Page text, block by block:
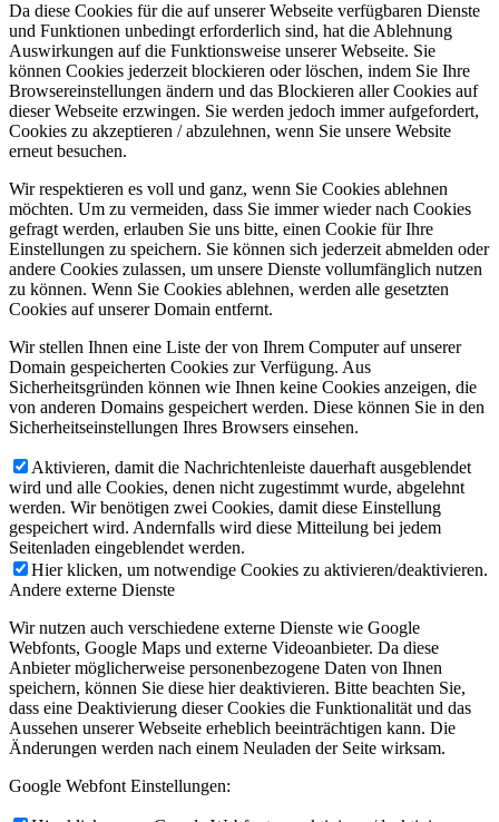
Da diese Cookies für die auf unserer Webseite verfügbaren Dienste
und Funktionen unbedingt erforderlich sind, hat die Ablehnung
Auswirkungen auf die Funktionsweise unserer Webseite. Sie
können Cookies jederzeit blockieren oder löschen, indem Sie Ihre
Browsereinstellungen ändern und das Blockieren aller Cookies auf
dieser Webseite erzwingen. Sie werden jedoch immer aufgefordert,
Cookies zu akzeptieren / abzulehnen, wenn Sie unsere Website
erneut besuchen.
Wir respektieren es voll und ganz, wenn Sie Cookies ablehnen
möchten. Um zu vermeiden, dass Sie immer wieder nach Cookies
gefragt werden, erlauben Sie uns bitte, einen Cookie für Ihre
Einstellungen zu speichern. Sie können sich jederzeit abmelden oder
andere Cookies zulassen, um unsere Dienste vollumfänglich nutzen
zu können. Wenn Sie Cookies ablehnen, werden alle gesetzten
Cookies auf unserer Domain entfernt.
Wir stellen Ihnen eine Liste der von Ihrem Computer auf unserer
Domain gespeicherten Cookies zur Verfügung. Aus
Sicherheitsgründen können wie Ihnen keine Cookies anzeigen, die
von anderen Domains gespeichert werden. Diese können Sie in den
Sicherheitseinstellungen Ihres Browsers einsehen.
Aktivieren, damit die Nachrichtenleiste dauerhaft ausgeblendet
wird und alle Cookies, denen nicht zugestimmt wurde, abgelehnt
werden. Wir benötigen zwei Cookies, damit diese Einstellung
gespeichert wird. Andernfalls wird diese Mitteilung bei jedem
Seitenladen eingeblendet werden.
Hier klicken, um notwendige Cookies zu aktivieren/deaktivieren.
Andere externe Dienste
Wir nutzen auch verschiedene externe Dienste wie Google
Webfonts, Google Maps und externe Videoanbieter. Da diese
Anbieter möglicherweise personenbezogene Daten von Ihnen
speichern, können Sie diese hier deaktivieren. Bitte beachten Sie,
dass eine Deaktivierung dieser Cookies die Funktionalität und das
Aussehen unserer Webseite erheblich beeinträchtigen kann. Die
Änderungen werden nach einem Neuladen der Seite wirksam.
Google Webfont Einstellungen: